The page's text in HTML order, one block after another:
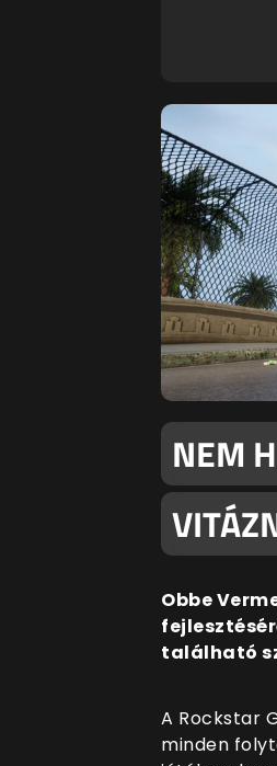
NEM
Obbe
található
A Rockstar
minden